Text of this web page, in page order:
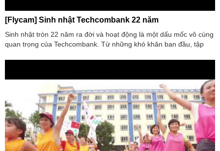
[Flycam] Sinh nhật Techcombank 22 năm
Sinh nhật tròn 22 năm ra đời và hoạt động là một dấu mốc vô cùng
quan trọng của Techcombank. Từ những khó khăn ban đầu, tập